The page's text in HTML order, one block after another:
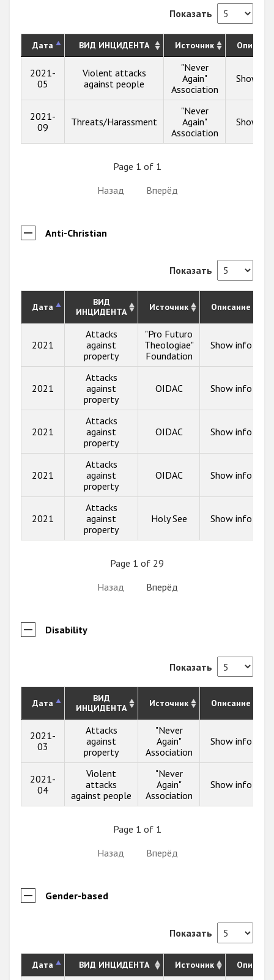
Показать
Дата ВИД ИНЦИДЕНТА Источник
2021-
05
Violent attacks
against people
"Never
Again"
Association
Show
2021-
09
Threats/Harassment
"Never
Again"
Association
Show
Page 1 of 1
Назад
Вперёд
Anti-Christian
Показать
Дата
ВИД
ИНЦИДЕНТА
Источник Описание
2021
Attacks
against
property
"Pro Futuro
Theologiae"
Foundation
Show info
2021
Attacks
against
property
OIDAC Show info
2021
Attacks
against
property
OIDAC Show info
2021
Attacks
against
property
OIDAC Show info
2021
Attacks
against
property
Holy See Show info
Page 1 of 29
Назад
Вперёд
Disability
Показать
Дата
ВИД
ИНЦИДЕНТА
Источник Описание
2021-
03
Attacks
against
property
"Never
Again"
Association
Show info
2021-
04
Violent
attacks
against people
"Never
Again"
Association
Show info
Page 1 of 1
Назад
Вперёд
Gender-based
Показать
Дата ВИД ИНЦИДЕНТА Источник